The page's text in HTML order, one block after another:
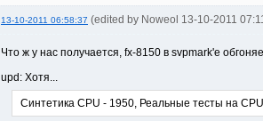
13-10-2011 06:58:37 (edited by Noweol 13-10-2011
Что ж у нас получается, fx-8150 в svpmark'е
upd: Хотя...
Синтетика CPU - 1950, Реальные тесты на